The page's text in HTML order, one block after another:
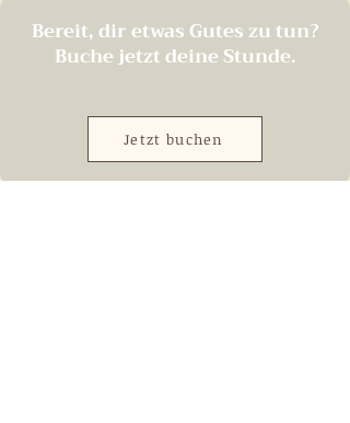
Bereit, dir etwas Gutes zu tun?
Buche jetzt deine Stunde.
Jetzt buchen